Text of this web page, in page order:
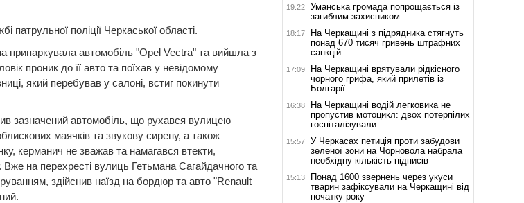
патрульної поліції Черкаської області.
припаркувала автомобіль "Opel Vectra" та вийшла з
проник до її авто та поїхав у невідомому
який перебував у салоні, встиг покинути
зазначений автомобіль, що рухався вулицею
маячків та звукову сирену, а також
керманич не зважав та намагався втекти,
на перехресті вулиць Гетьмана Сагайдачного та
здійснив наїзд на бордюр та авто "Renault
19:22
Уманська громада попрощається із
загиблим захисником
18:17
На Черкащині з підрядника стягнуть
понад 670 тисяч гривень штрафних
санкцій
17:09
На Черкащині врятували рідкісного
чорного грифа, який прилетів із
Болгарії
16:38
На Черкащині водій легковика не
пропустив мотоцикл: двох потерпілих
госпіталізували
15:57
У Черкасах петиція проти забудови
зеленої зони на Чорновола набрала
необхідну кількість підписів
15:13
Понад 1600 звернень через укуси
тварин зафіксували на Черкащині від
початку року